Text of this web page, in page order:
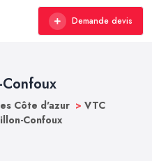
Demande devis
Côte d'azur > VTC
Confoux